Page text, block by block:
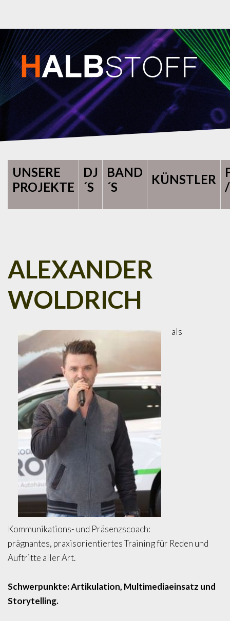
UNSERE
PROJEKTE
DJ
´S
BAND
´S
KÜNSTLER
ALEXANDER
WOLDRICH
als
Kommunikations- und Präsenzscoach:
prägnantes, praxisorientiertes Training für Reden und
Auftritte aller Art.
Schwerpunkte: Artikulation, Multimediaeinsatz und
Storytelling.